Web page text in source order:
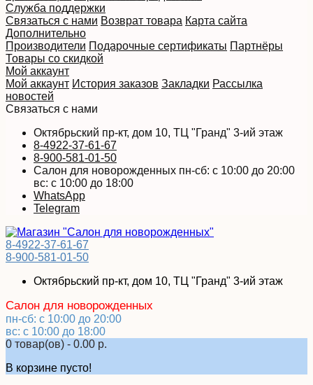
Служба поддержки
Связаться с нами Возврат товара Карта сайта
Дополнительно
Производители Подарочные сертификаты Партнёры
Товары со скидкой
Мой аккаунт
Мой аккаунт История заказов Закладки Рассылка
новостей
Связаться с нами
Октябрьский пр-кт, дом 10, ТЦ "Гранд" 3-ий этаж
8-4922-37-61-67
8-900-581-01-50
Салон для новорожденных пн-сб: с 10:00 до 20:00
вс: с 10:00 до 18:00
WhatsApp
Telegram
8-4922-37-61-67
8-900-581-01-50
Октябрьский пр-кт, дом 10, ТЦ "Гранд" 3-ий этаж
Салон для новорожденных
пн-сб: с 10:00 до 20:00
вс: с 10:00 до 18:00
0 товар(ов) - 0.00 р.
В корзине пусто!